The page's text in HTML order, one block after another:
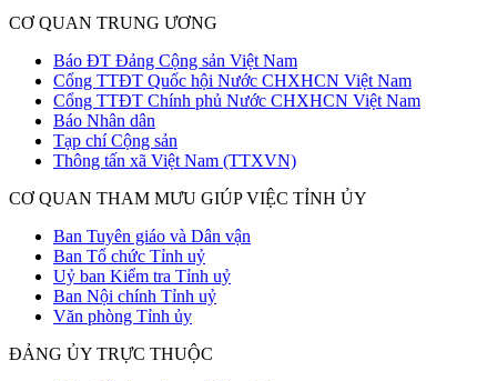
CƠ QUAN TRUNG ƯƠNG
Báo ĐT Đảng Cộng sản Việt Nam
Cổng TTĐT Quốc hội Nước CHXHCN Việt Nam
Cổng TTĐT Chính phủ Nước CHXHCN Việt Nam
Báo Nhân dân
Tạp chí Cộng sản
Thông tấn xã Việt Nam (TTXVN)
CƠ QUAN THAM MƯU GIÚP VIỆC TỈNH ỦY
Ban Tuyên giáo và Dân vận
Ban Tổ chức Tỉnh uỷ
Uỷ ban Kiểm tra Tỉnh uỷ
Ban Nội chính Tỉnh uỷ
Văn phòng Tỉnh ủy
ĐẢNG ỦY TRỰC THUỘC